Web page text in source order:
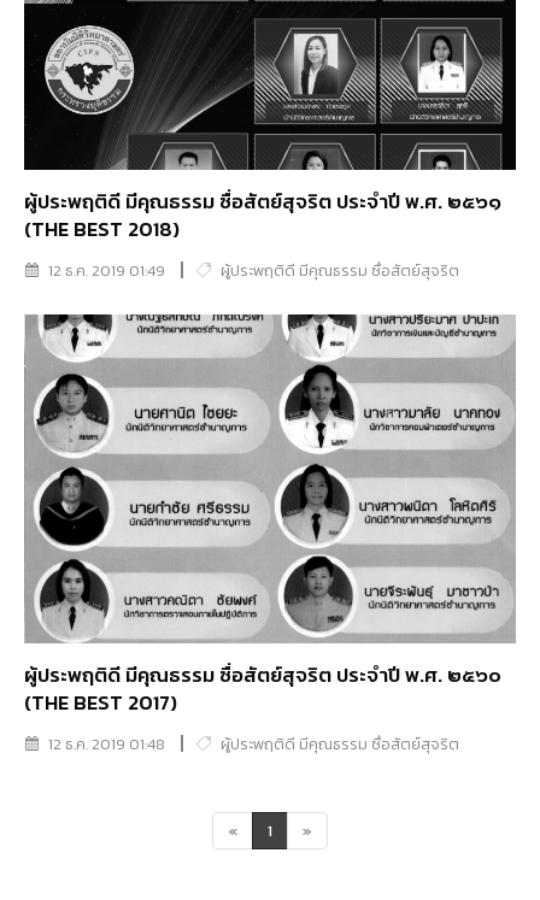
ผู้ประพฤติดี มีคุณธรรม ซื่อสัตย์สุจริต ประจำปี พ.ศ. ๒๕๖๑
(THE BEST 2018)
12 ธ.ค. 2019 01:49 ผู้ประพฤติดี มีคุณธรรม ซื่อสัตย์สุจริต
ผู้ประพฤติดี มีคุณธรรม ซื่อสัตย์สุจริต ประจำปี พ.ศ. ๒๕๖๐
(THE BEST 2017)
12 ธ.ค. 2019 01:48 ผู้ประพฤติดี มีคุณธรรม ซื่อสัตย์สุจริต
« 1 »